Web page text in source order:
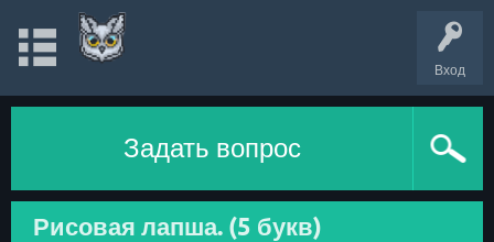
Вход
Задать вопрос
Рисовая лапша. (5 букв)